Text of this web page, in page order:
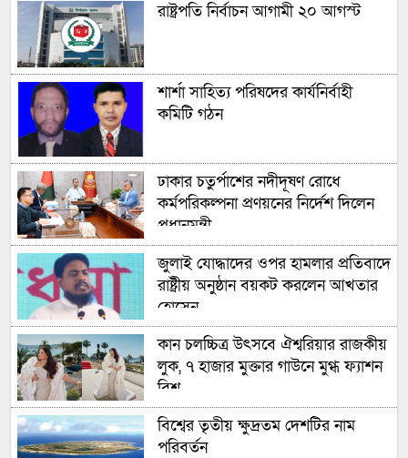
রাষ্ট্রপতি নির্বাচন আগামী ২০ আগস্ট
শার্শা সাহিত্য পরিষদের কার্যনির্বাহী
কমিটি গঠন
ঢাকার চতুর্পাশের নদীদূষণ রোধে
কর্মপরিকল্পনা প্রণয়নের নির্দেশ দিলেন
প্রধানমন্ত্রী
জুলাই যোদ্ধাদের ওপর হামলার প্রতিবাদে
রাষ্ট্রীয় অনুষ্ঠান বয়কট করলেন আখতার
হোসেন
কান চলচ্চিত্র উৎসবে ঐশ্বরিয়ার রাজকীয়
লুক, ৭ হাজার মুক্তার গাউনে মুগ্ধ ফ্যাশন
বিশ্ব
বিশ্বের তৃতীয় ক্ষুদ্রতম দেশটির নাম
পরিবর্তন